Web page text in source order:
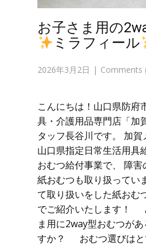
お子さま用の
ミラフィール
2026年3月2日 Comments
こんにちは！山口県防府
具・介護用品専門店「加
タッフ長谷川です。 加賀
山口県指定日常生活用具
おむつ給付事業で、 障
紙おむつも取り扱ってい
て取り扱いをした紙おむ
でご紹介いたします！
ま用に2way型おむつが
すか？ おむつ選びはと